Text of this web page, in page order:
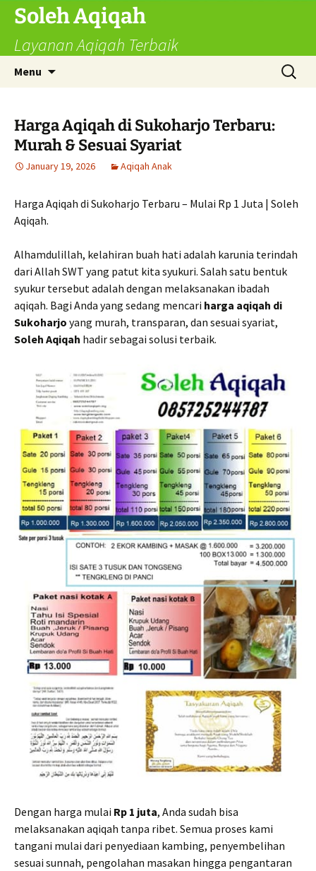
Skip
content
Soleh Aqiqah
Layanan Aqiqah Terbaik
Menu
Search
for:
Harga Aqiqah di Sukoharjo Terbaru:
Murah & Sesuai Syariat
January 19, 2026 Aqiqah Anak
Harga Aqiqah di Sukoharjo Terbaru – Mulai Rp 1 Juta | Soleh
Aqiqah.
Alhamdulillah, kelahiran buah hati adalah karunia terindah
dari Allah SWT yang patut kita syukuri. Salah satu bentuk
syukur tersebut adalah dengan melaksanakan ibadah
aqiqah. Bagi Anda yang sedang mencari harga aqiqah di
Sukoharjo yang murah, transparan, dan sesuai syariat,
Soleh Aqiqah hadir sebagai solusi terbaik.
Dengan harga mulai Rp 1 juta, Anda sudah bisa
melaksanakan aqiqah tanpa ribet. Semua proses kami
tangani mulai dari penyediaan kambing, penyembelihan
sesuai sunnah, pengolahan masakan hingga pengantaran